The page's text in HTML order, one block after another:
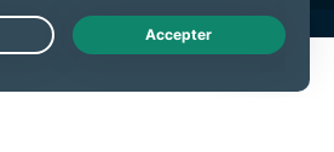
Live Chat